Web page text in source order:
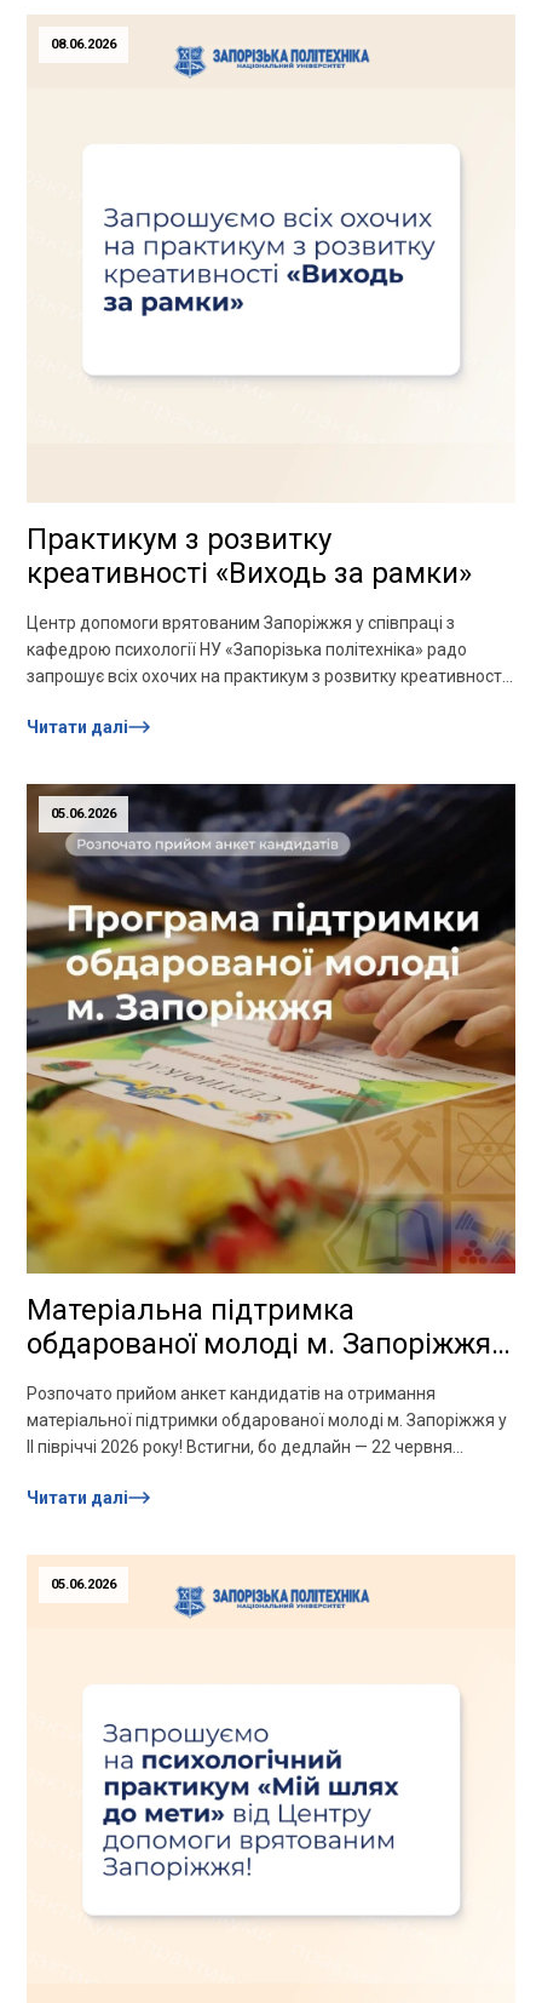
08.06.2026
Практикум з розвитку
креативності «Виходь за рамки»
Центр допомоги врятованим Запоріжжя у співпраці з
кафедрою психології НУ «Запорізька політехніка» радо
запрошує всіх охочих на практикум з розвитку креативності
11:00Формат: ZOOM...
Читати далі
05.06.2026
Матеріальна підтримка
обдарованої молоді м. Запоріжжя у
Розпочато прийом анкет кандидатів на отримання
матеріальної підтримки обдарованої молоді м. Запоріжжя у
ІІ півріччі 2026 року! Встигни, бо дедлайн — 22 червня
Читати далі
05.06.2026